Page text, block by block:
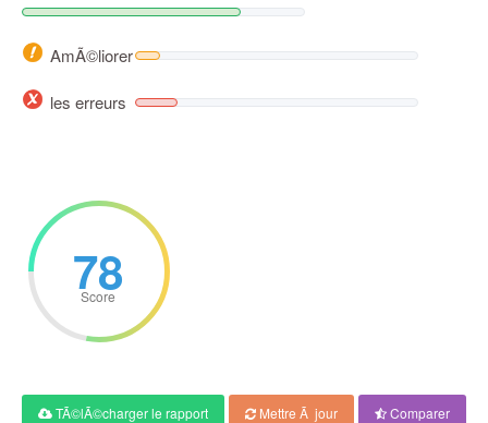
AmÃ©liorer
les erreurs
78
Score
TÃ©lÃ©charger le rapport Mettre Ã jour
Comparer